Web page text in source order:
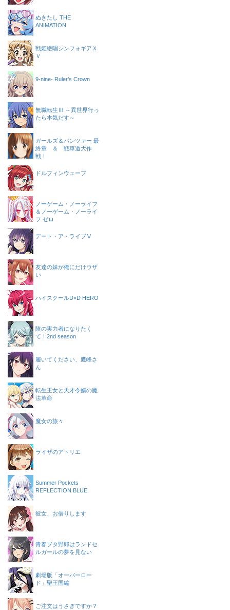
ぬきたし THE
ANIMATION
戦姫絶唱シンフォギアＸ
Ｖ
9-nine- Ruler’s Crown
無職転生Ⅲ ～異世界行っ
たら本気だす～
ガールズ＆パンツァー 最
終章 ＆ 戦車道大作
戦！
ドルフィンウェーブ
ノーゲーム・ノーライフ
＆ノーゲーム・ノーライ
フ ゼロ
デート・ア・ライブⅤ
友達の妹が俺にだけウザ
い
ハイスクールD×D HERO
陰の実力者になりたく
て！2nd season
履いてください、鷹峰さ
ん
転生王女と天才令嬢の魔
法革命
魔女の旅々
ライザのアトリエ
Summer Pockets
REFLECTION BLUE
彼女、お借りします
青春ブタ野郎はランドセ
ルガールの夢を見ない
劇場版「オーバーロー
ド」聖王国編
ご注文はうさぎですか？